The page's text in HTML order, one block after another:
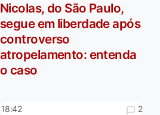
Nicolas, do São Paulo,
segue em liberdade após
controverso
atropelamento: entenda
o caso
18:42 2